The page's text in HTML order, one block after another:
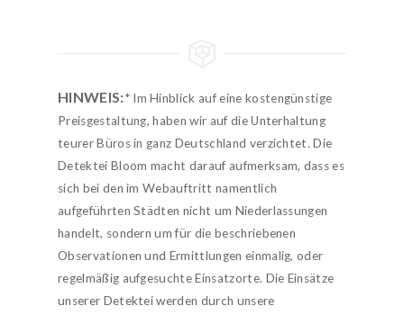
HINWEIS:* Im Hinblick auf eine kostengünstige
Preisgestaltung, haben wir auf die Unterhaltung
teurer Büros in ganz Deutschland verzichtet. Die
Detektei Bloom macht darauf aufmerksam, dass es
sich bei den im Webauftritt namentlich
aufgeführten Städten nicht um Niederlassungen
handelt, sondern um für die beschriebenen
Observationen und Ermittlungen einmalig, oder
regelmäßig aufgesuchte Einsatzorte. Die Einsätze
unserer Detektei werden durch unsere